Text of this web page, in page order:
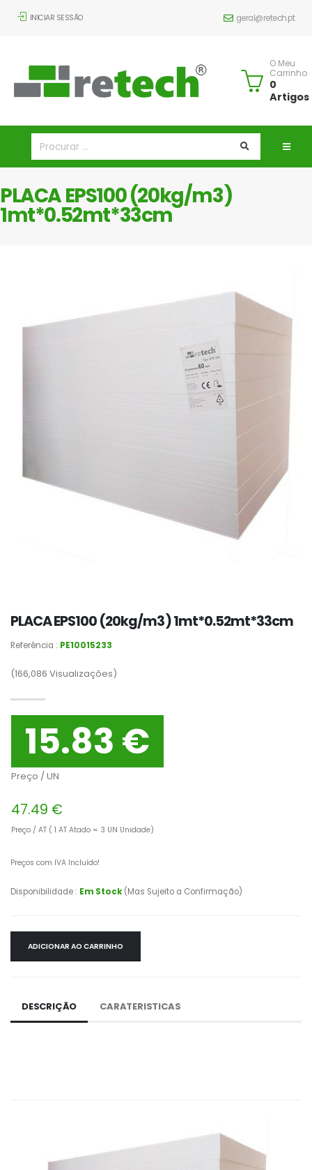
INICIAR SESSÃO geral@retech.pt
O Meu
Carrinho
0
Artigos
PLACA EPS100 (20kg/m3)
1mt*0.52mt*33cm
PLACA EPS100 (20kg/m3) 1mt*0.52mt*33cm
Referência : PE10015233
(166,086 Visualizações)
15.83 €
Preço / UN
47.49 €
Preço / AT ( 1 AT Atado = 3 UN Unidade)
Preços com IVA Incluído!
Disponibilidade : Em Stock(Mas Sujeito a Confirmação)
ADICIONAR AO CARRINHO
DESCRIÇÃO CARATERISTICAS